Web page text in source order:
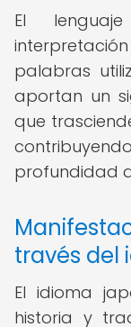
El
palabras
aportan un
que
profundidad
través del
El idioma
historia y